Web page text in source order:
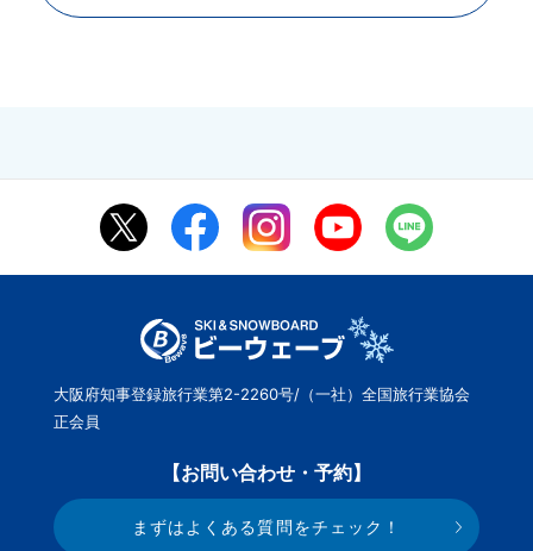
大阪府知事登録旅行業第2-2260号/（一社）全国旅行業協会
正会員
【お問い合わせ・予約】
まずはよくある質問をチェック！